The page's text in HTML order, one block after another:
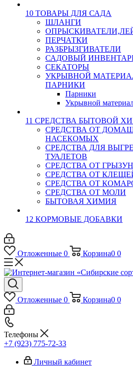
10 ТОВАРЫ ДЛЯ САДА
ШЛАНГИ
ПЕРЧАТКИ
РАЗБРЫЗГИВАТЕЛИ
САДОВЫЙ
СЕКАТОРЫ
УКРЫВНОЙ
ПАРНИКИ
Парники
Укрывной
11 СРЕДСТВА БЫТОВОЙ
СРЕДСТВА ОТ
НАСЕКОМЫХ
СРЕДСТВА ДЛЯ
ТУАЛЕТОВ
СРЕДСТВА ОТ
СРЕДСТВА ОТ
СРЕДСТВА ОТ
СРЕДСТВА ОТ МОЛИ
БЫТОВАЯ ХИМИЯ
12 КОРМОВЫЕ ДОБАВКИ
Отложенные 0 Корзина0 0
Отложенные 0 Корзина0 0
Телефоны
+7 (923) 775-72-33
Личный кабинет